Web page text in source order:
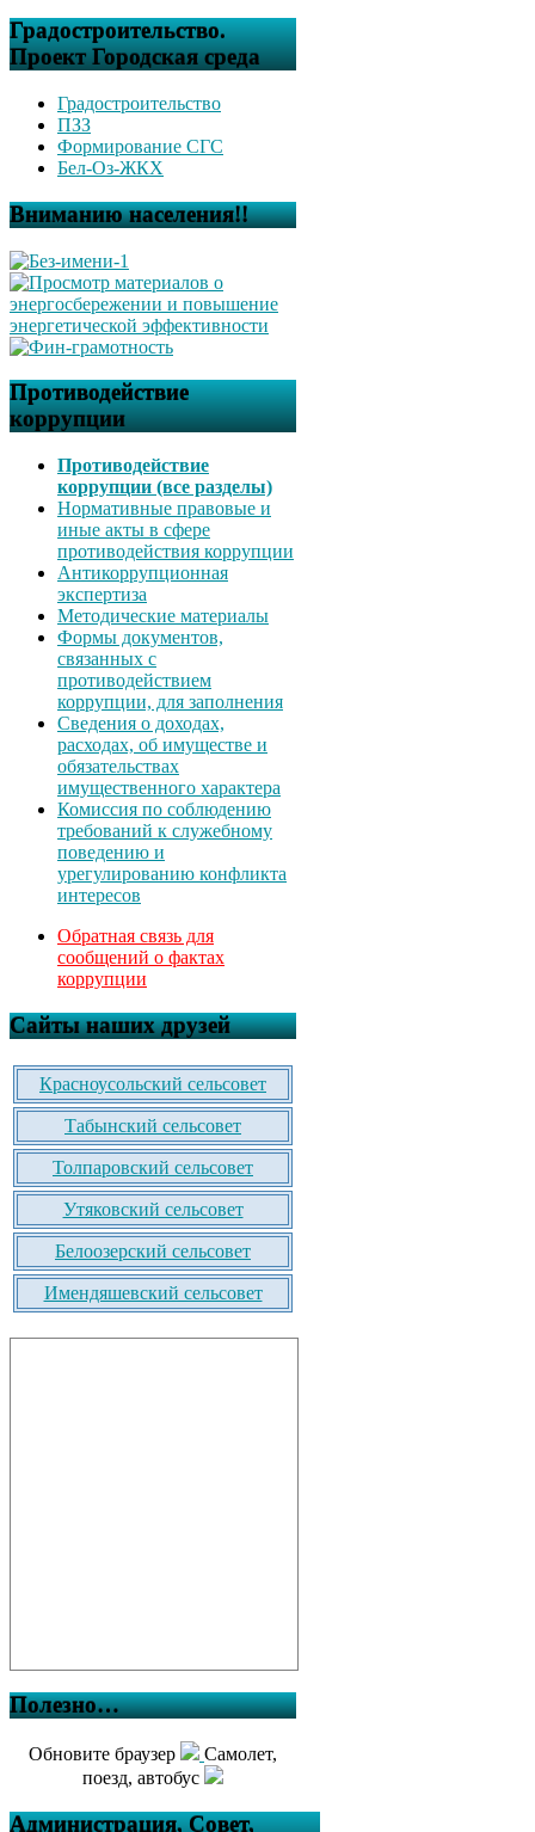
Градостроительство.
Проект Городская среда
Градостроительство
ПЗЗ
Формирование СГС
Бел-Оз-ЖКХ
Вниманию населения!!
Противодействие
коррупции
Противодействие
коррупции (все разделы)
Нормативные правовые и
иные акты в сфере
противодействия коррупции
Антикоррупционная
экспертиза
Методические материалы
Формы документов,
связанных с
противодействием
коррупции, для заполнения
Сведения о доходах,
расходах, об имуществе и
обязательствах
имущественного характера
Комиссия по соблюдению
требований к служебному
поведению и
урегулированию конфликта
интересов
Обратная связь для
сообщений о фактах
коррупции
Сайты наших друзей
Красноусольский сельсовет
Табынский сельсовет
Толпаровский сельсовет
Утяковский сельсовет
Белоозерский сельсовет
Имендяшевский сельсовет
Полезно…
Обновите браузер
Самолет,
поезд, автобус
Администрация, Совет,